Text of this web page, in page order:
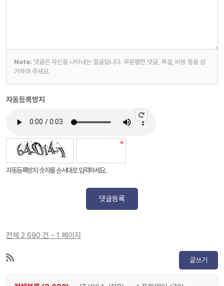
Note: 댓글은 자신을 나타내는 얼굴입니다. 무분별한 댓글, 욕설, 비방 등을 삼
가하여 주세요.
자동등록방지
자동등록방지 숫자를 순서대로 입력하세요.
댓글등록
전체 2,690 건 - 1 페이지
글쓰기